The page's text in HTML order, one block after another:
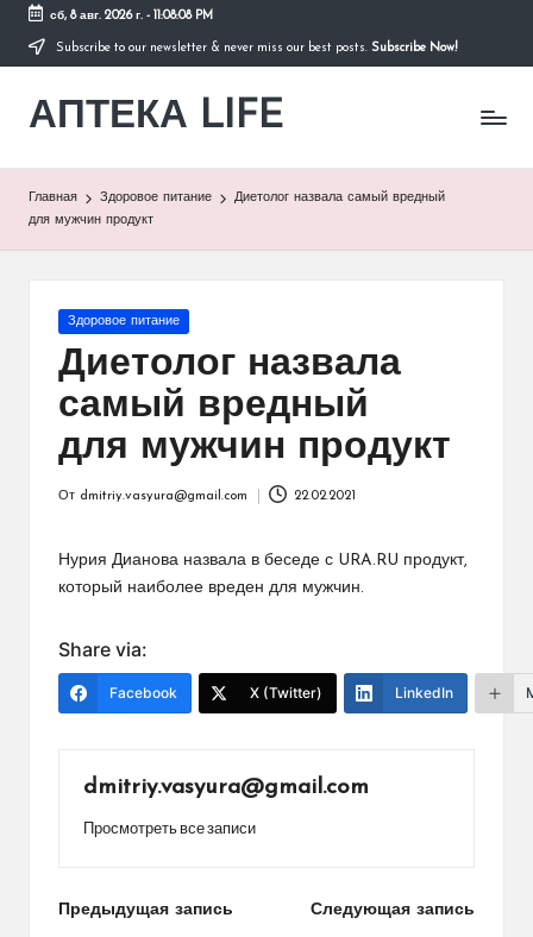
Перейти
содержимому
сб, 8 авг. 2026 г.- 11:08:08 PM
Subscribe to our newsletter & never miss our best posts. Subscribe Now!
АПТЕКА LIFE
сайт
Главная Здоровое питание
Диетолог назвала самый вредный
для мужчин продукт
Опубликовано
Здоровое питание
Диетолог назвала
самый вредный
для мужчин продукт
От dmitriy.vasyura@gmail.com 22.02.2021
Нурия Дианова назвала в беседе с URA.RU продукт,
который наиболее вреден для мужчин.
Share via:
Facebook X (Twitter) LinkedIn
dmitriy.vasyura@gmail.com
Просмотреть все записи
Навигация
Предыдущая запись Следующая запись